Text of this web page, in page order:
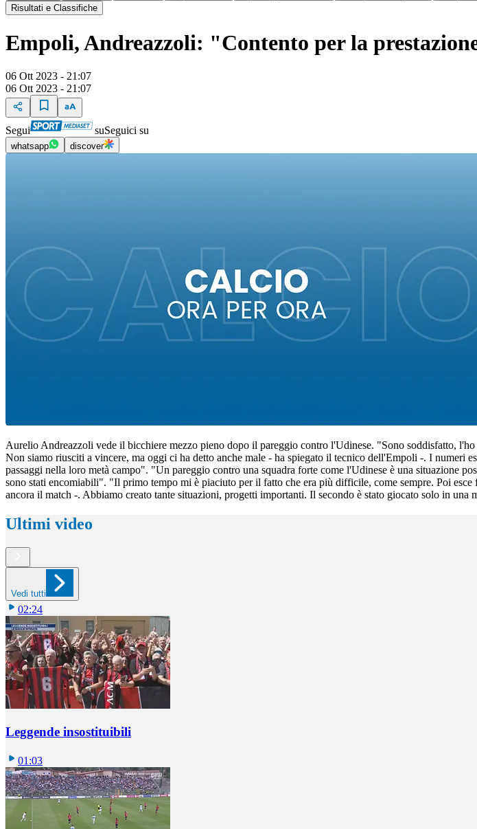
Risultati e Classifiche
Empoli, Andreazzoli: "Contento per la
06 Ott 2023 - 21:07
06 Ott 2023 - 21:07
Segui suSeguici su
whatsapp discover
Aurelio Andreazzoli vede il bicchiere mezzo pieno dopo il pareggio contro l'Udinese. "Sono soddisfatto,
Non siamo riusciti a vincere, ma oggi ci ha detto anche male - ha spiegato il tecnico dell'Empoli -. I numeri
passaggi nella loro metà campo". "Un pareggio contro una squadra forte come l'Udinese è una situazione
sono stati encomiabili". "Il primo tempo mi è piaciuto per il fatto che era più difficile, come sempre. Poi
ancora il match -. Abbiamo creato tante situazioni, progetti importanti. Il secondo è stato giocato solo in
Ultimi video
Vedi tutti
02:24
Leggende insostituibili
01:03